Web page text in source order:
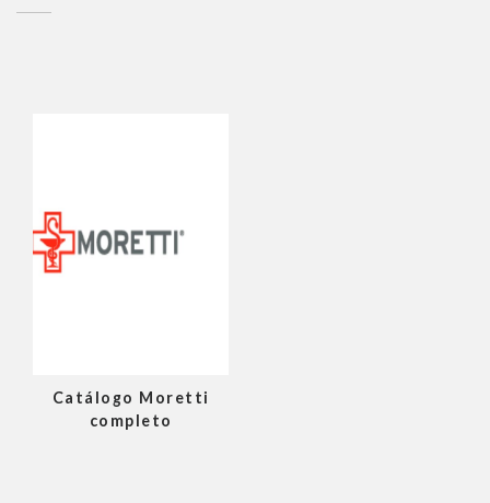
Catálogo Moretti
completo